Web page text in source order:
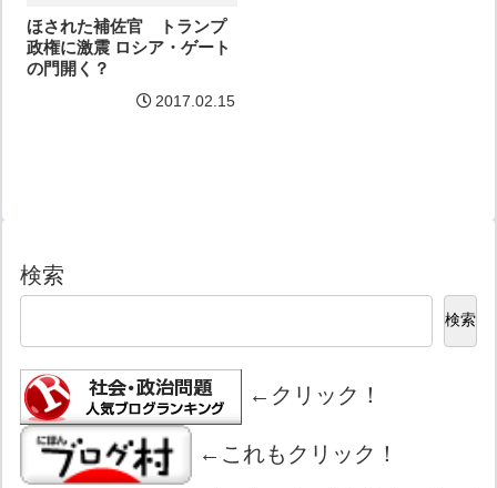
ほされた補佐官 トランプ
政権に激震 ロシア・ゲート
の門開く？
2017.02.15
検索
検索
←クリック！
←これもクリック！